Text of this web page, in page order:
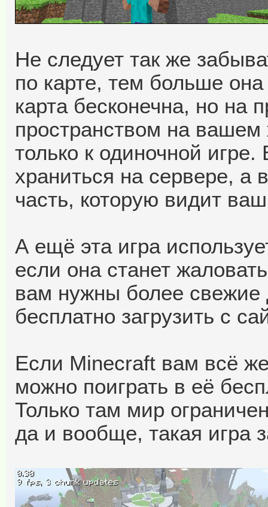
Не следует так же
по карте, тем больше
карта бесконечна, но на
пространством на
только к одиночной
храниться на сервере, а
часть, которую видит
А ещё эта игра
если она станет
вам нужны более свежие
бесплатно загрузить с
Если Minecraft вам всё
можно поиграть в её
Только там мир
да и вообще, такая игра